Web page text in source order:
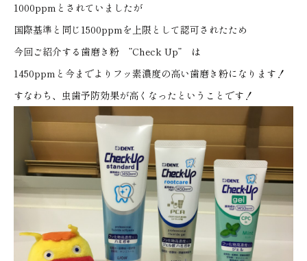
1000ppmとされていましたが
国際基準と同じ1500ppmを上限として認可されたため
今回ご紹介する歯磨き粉 ”Check Up” は
1450ppmと今までよりフッ素濃度の高い歯磨き粉になります！
すなわち、虫歯予防効果が高くなったということです！